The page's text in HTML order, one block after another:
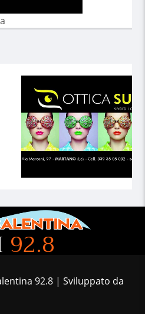
92.8
92.8 | Sviluppato da